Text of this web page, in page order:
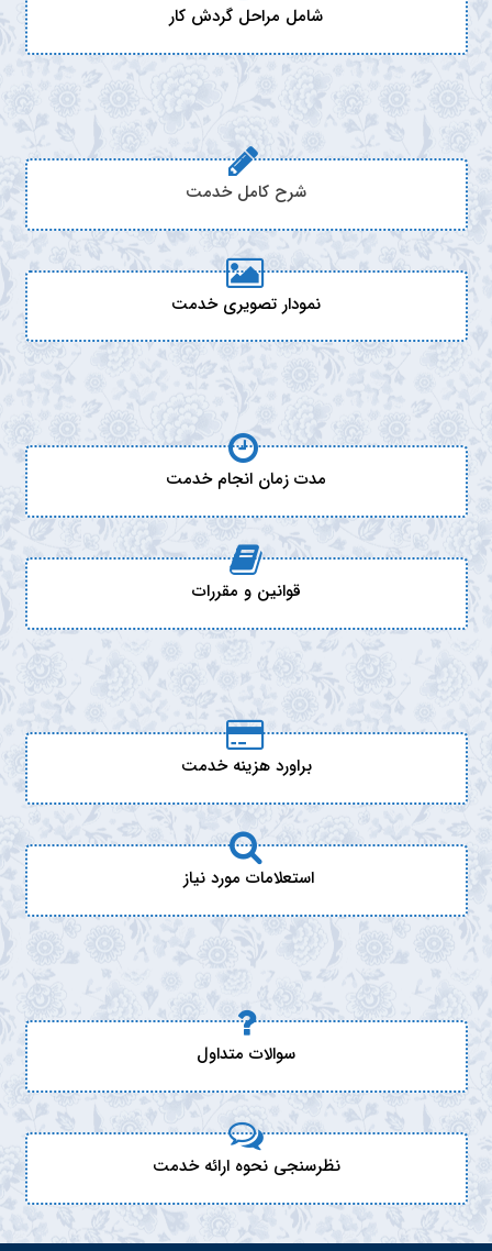
شامل مراحل گردش کار
شرح کامل خدمت
نمودار تصویری خدمت
مدت زمان انجام خدمت
قوانین و مقررات
براورد هزینه خدمت
استعلامات مورد نیاز
سوالات متداول
نظرسنجی نحوه ارائه خدمت